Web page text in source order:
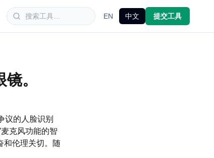
EN 中文 提交工具
。
议的人脸识别
克风功能的智
和伦理关切。随